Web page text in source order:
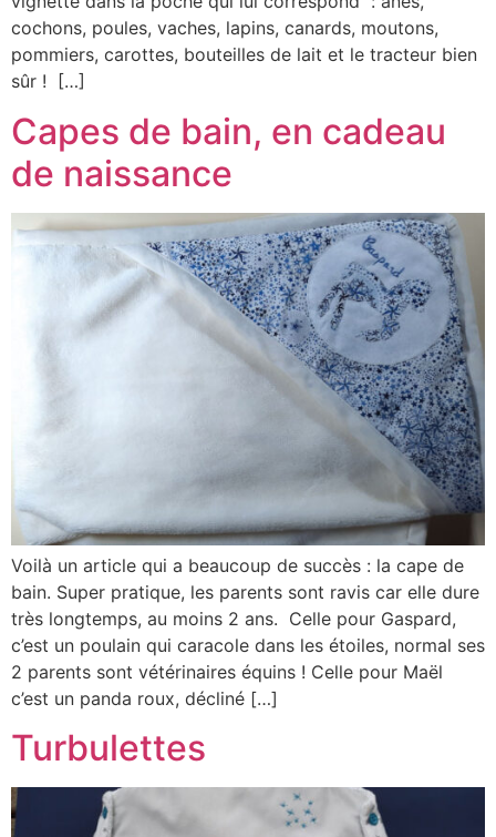
cochons, poules, vaches, lapins, canards, moutons,
pommiers, carottes, bouteilles de lait et le tracteur bien
sûr ! […]
Capes de bain, en cadeau
de naissance
Voilà un article qui a beaucoup de succès : la cape de
bain. Super pratique, les parents sont ravis car elle dure
très longtemps, au moins 2 ans. Celle pour Gaspard,
c’est un poulain qui caracole dans les étoiles, normal ses
2 parents sont vétérinaires équins ! Celle pour Maël
c’est un panda roux, décliné […]
Turbulettes